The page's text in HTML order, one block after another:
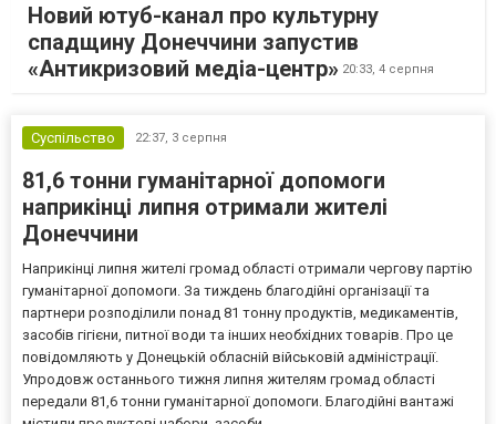
Новий ютуб-канал про культурну
спадщину Донеччини запустив
«Антикризовий медіа-центр» 20:33, 4 серпня
Суспільство 22:37, 3 серпня
81,6 тонни гуманітарної допомоги
наприкінці липня отримали жителі
Донеччини
Наприкінці липня жителі громад області отримали чергову партію
гуманітарної допомоги. За тиждень благодійні організації та
партнери розподілили понад 81 тонну продуктів, медикаментів,
засобів гігієни, питної води та інших необхідних товарів. Про це
повідомляють у Донецькій обласній військовій адміністрації.
Упродовж останнього тижня липня жителям громад області
передали 81,6 тонни гуманітарної допомоги. Благодійні вантажі